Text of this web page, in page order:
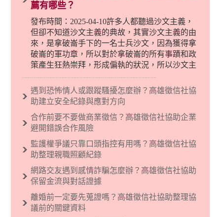
薦有哪些？
發布時間：2025-04-10許多人都聽過沙文主義，
但卻不知道沙文主義的典故，其實沙文主義的由
來，是拿破崙手下的一名士兵沙文，因為獲得拿
破崙的軍功章，所以對於拿破崙的所有事蹟和政
策產生狂熱崇拜，形成偏執的狀況，所以沙文主
義後來就被拿來暗指偏見和歧視，而且有沙文主
義傾向的人，通常對於自己的國家和民族有超強
烈的卓越感，因而瞧不起其他國家的人，所以沙
現了男性沙文…
遇到恐怖情人或跟蹤騷擾怎麼辦？高雄徵信社協
助建立安全紀錄與應對方向
合作前要不要做商業徵信？高雄徵信社協助企業
避開錯誤合作風險
監護權爭議只靠口頭指控有用嗎？高雄徵信社協
助整理親職照顧紀錄
網路交友遇到感情詐騙怎麼辦？高雄徵信社協助
保留金流與對話證據
離婚前一定要先蒐證嗎？高雄徵信社協助整理協
議前的關鍵資料